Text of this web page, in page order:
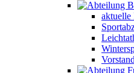
aktuelle